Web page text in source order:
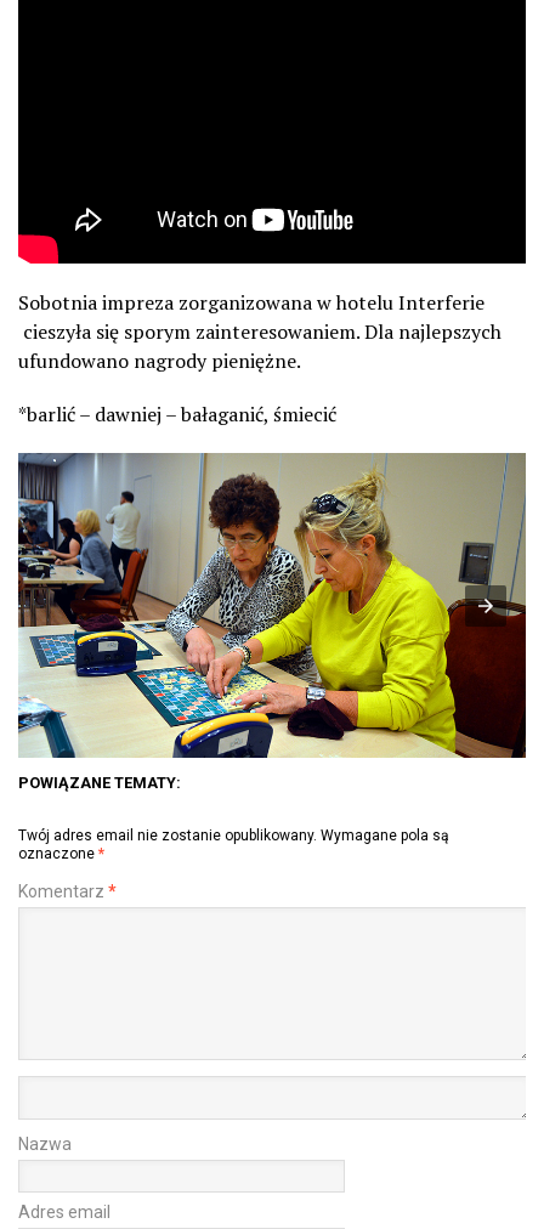
Sobotnia impreza zorganizowana w hotelu Interferie
cieszyła się sporym zainteresowaniem. Dla najlepszych
ufundowano nagrody pieniężne.
*barlić – dawniej – bałaganić, śmiecić
POWIĄZANE TEMATY:
Twój adres email nie zostanie opublikowany. Wymagane pola są
oznaczone *
Komentarz *
Nazwa
Adres email